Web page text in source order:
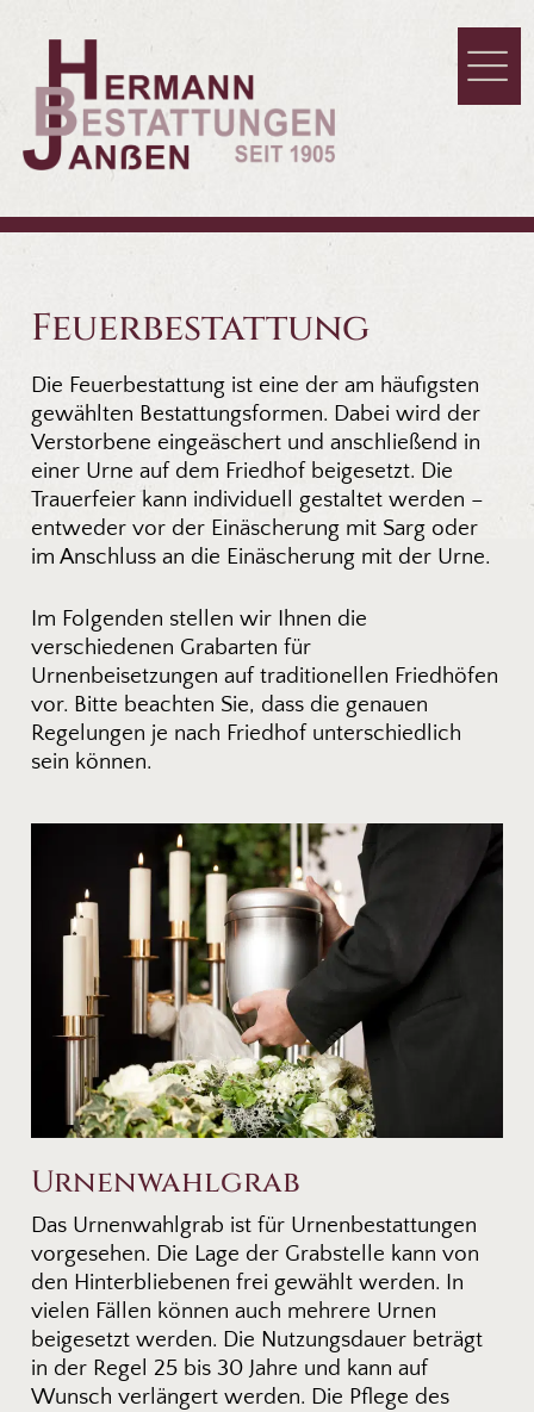
Feuerbestattung
Die Feuerbestattung ist eine der am häufigsten
gewählten Bestattungsformen. Dabei wird der
Verstorbene eingeäschert und anschließend in
einer Urne auf dem Friedhof beigesetzt. Die
Trauerfeier kann individuell gestaltet werden –
entweder vor der Einäscherung mit Sarg oder
im Anschluss an die Einäscherung mit der Urne.
Im Folgenden stellen wir Ihnen die
verschiedenen Grabarten für
Urnenbeisetzungen auf traditionellen Friedhöfen
vor. Bitte beachten Sie, dass die genauen
Regelungen je nach Friedhof unterschiedlich
sein können.
Urnenwahlgrab
Das Urnenwahlgrab ist für Urnenbestattungen
vorgesehen. Die Lage der Grabstelle kann von
den Hinterbliebenen frei gewählt werden. In
vielen Fällen können auch mehrere Urnen
beigesetzt werden. Die Nutzungsdauer beträgt
in der Regel 25 bis 30 Jahre und kann auf
Wunsch verlängert werden. Die Pflege des